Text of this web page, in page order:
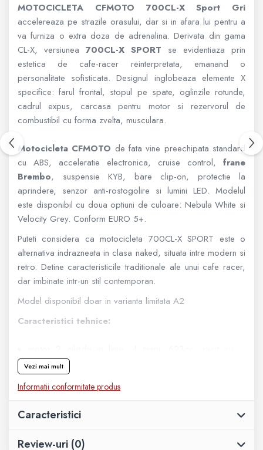
Casti
Manusi
Tricouri
Pantaloni
Set Complet
Borseta
Geanta
Rucsac
ECHIPAMENTE SKIJET
MOTOCICLETA CFMOTO 700CL-X Sport Gri
accelereaza pe strazile orasului, dar si in afara lui pentru a
va furniza o extra doza de adrenalina. Derivata din gama
CL-X, versiunea 700CL-X SPORT se evidentiaza prin
estetica de cafe-racer reinterpretata, emanand o
personalitate sofisticata. Designul inglobeaza elemente X
specifice: farul frontal, stopul pe spate, oglinzile rotunde,
cadrul expus, carcasa pentru motor si rezervorul de
combustibil cu forma zvelta, musculara.
Motocicleta CFMOTO de fata vine preechipata standard
cu ABS, acceleratie electronica, cruise control, frane
Brembo, suspensie KYB, bare clip-on, protectie la
aprindere, senzor anti-rostogolire si lumini LED. Modelul
este disponibil cu doua optiuni de culoare: Nebula White si
Velocity Grey. Conform EURO 5+.
Puteti considera ca motocicleta 700CL-X SPORT este o
alternativa indrazneata in clasa naked, situata intre modern si
retro. Detine caracteristicile traditionale ale unui cafe racer,
dar imbinate intr-un stil contemporan.
Model disponibil doar in varianta limitata A2
Caracteristici tehnice:
lichid, DOHC
putere maxima 75 CP @8,500rpm
moduri de riding: SPORT / ECO
ambreiaj CF-SC
pornire electrica
Vezi mai mult
Informatii conformitate produs
Caracteristici
Review-uri (0)